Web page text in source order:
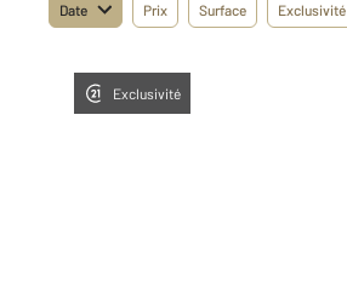
Date Prix Surface Exclusivité
Exclusivité